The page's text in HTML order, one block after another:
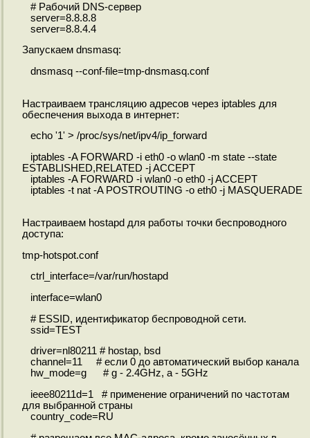
# Рабочий DNS-сервер
server=8.8.8.8
server=8.8.4.4
Запускаем dnsmasq:
dnsmasq --conf-file=tmp-dnsmasq.conf
Настраиваем трансляцию адресов через iptables для
обеспечения выхода в интернет:
echo '1' > /proc/sys/net/ipv4/ip_forward
iptables -A FORWARD -i eth0 -o wlan0 -m state --state
ESTABLISHED,RELATED -j ACCEPT
iptables -A FORWARD -i wlan0 -o eth0 -j ACCEPT
iptables -t nat -A POSTROUTING -o eth0 -j MASQUERADE
Настраиваем hostapd для работы точки беспроводного
доступа:
tmp-hotspot.conf
ctrl_interface=/var/run/hostapd
interface=wlan0
# ESSID, идентификатор беспроводной сети.
ssid=TEST
driver=nl80211 # hostap, bsd
channel=11 # если 0 до автоматический выбор канала
hw_mode=g # g - 2.4GHz, a - 5GHz
ieee80211d=1 # применение ограничений по частотам
для выбранной страны
country_code=RU